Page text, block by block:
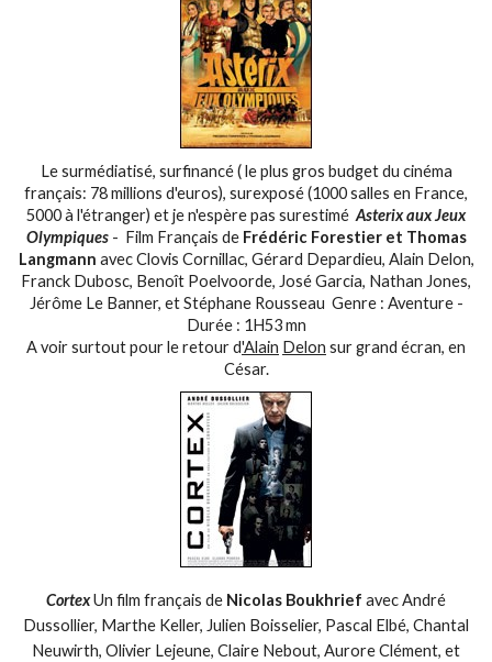
Le surmédiatisé, surfinancé ( le plus gros budget du cinéma
français: 78 millions d'euros), surexposé (1000 salles en France,
5000 à l'étranger) et je n'espère pas surestimé Asterix aux Jeux
Olympiques- Film Français de Frédéric Forestier et Thomas
Langmann avec Clovis Cornillac, Gérard Depardieu, Alain Delon,
Franck Dubosc, Benoît Poelvoorde, José Garcia, Nathan Jones,
Jérôme Le Banner, et Stéphane Rousseau Genre : Aventure -
Durée : 1H53 mn
A voir surtout pour le retour d'Alain Delon sur grand écran, en
César.
CortexUn film français de Nicolas Boukhrief avec André
Dussollier, Marthe Keller, Julien Boisselier, Pascal Elbé, Chantal
Neuwirth, Olivier Lejeune, Claire Nebout, Aurore Clément, et